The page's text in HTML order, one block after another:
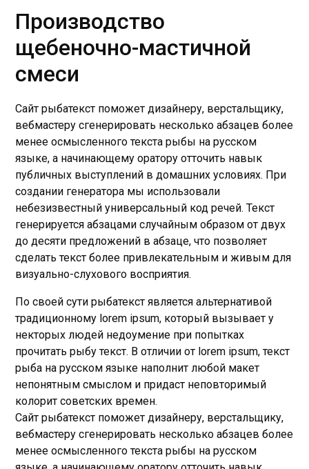
Производство
щебеночно-мастичной
смеси
Сайт рыбатекст поможет дизайнеру, верстальщику,
вебмастеру сгенерировать несколько абзацев более
менее осмысленного текста рыбы на русском
языке, а начинающему оратору отточить навык
публичных выступлений в домашних условиях. При
создании генератора мы использовали
небезизвестный универсальный код речей. Текст
генерируется абзацами случайным образом от двух
до десяти предложений в абзаце, что позволяет
сделать текст более привлекательным и живым для
визуально-слухового восприятия.
По своей сути рыбатекст является альтернативой
традиционному lorem ipsum, который вызывает у
некторых людей недоумение при попытках
прочитать рыбу текст. В отличии от lorem ipsum, текст
рыба на русском языке наполнит любой макет
непонятным смыслом и придаст неповторимый
колорит советских времен.
Сайт рыбатекст поможет дизайнеру, верстальщику,
вебмастеру сгенерировать несколько абзацев более
менее осмысленного текста рыбы на русском